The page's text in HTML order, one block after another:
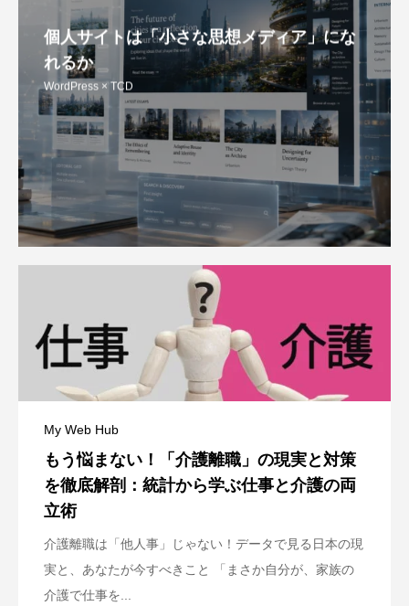
個人サイトは「小さな思想メディア」にな
れるか
WordPress × TCD
My Web Hub
もう悩まない！「介護離職」の現実と対策
を徹底解剖：統計から学ぶ仕事と介護の両
立術
介護離職は「他人事」じゃない！データで見る日本の現
実と、あなたが今すべきこと 「まさか自分が、家族の
介護で仕事を...